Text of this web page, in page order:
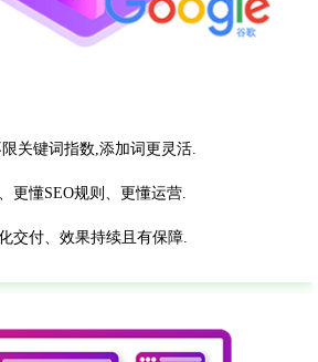
关键词指数,添加词更灵活.
更懂SEO规则、更懂运营.
交付、效果持续且有保障.